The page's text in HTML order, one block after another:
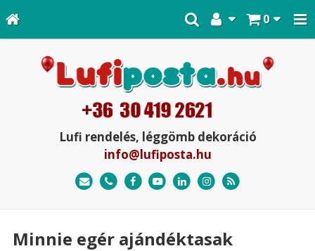
0
Lufi rendelés, léggömb dekoráció
info@lufiposta.hu
Minnie egér ajándéktasak